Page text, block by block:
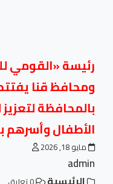
رئيسة «القومي
ومحافظ قنا
بالمحافظة
الأطفال وأسرهم
مايو 18, 2026
admin